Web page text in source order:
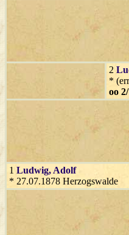
2
*
oo 2/
1 Ludwig, Adolf
* 27.07.1878 Herzogswalde